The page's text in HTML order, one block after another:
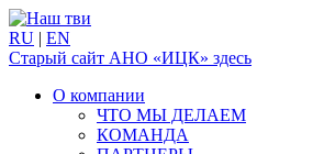
RU | EN
Старый сайт АНО «ИЦК» здесь
О компании
ЧТО МЫ ДЕЛАЕМ
КОМАНДА